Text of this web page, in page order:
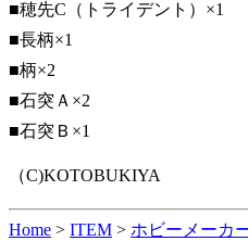
■穂先C（トライデント）×1
■長柄×1
■柄×2
■石突Ａ×2
■石突Ｂ×1
（C)KOTOBUKIYA
Home > ITEM > ホビーメーカ